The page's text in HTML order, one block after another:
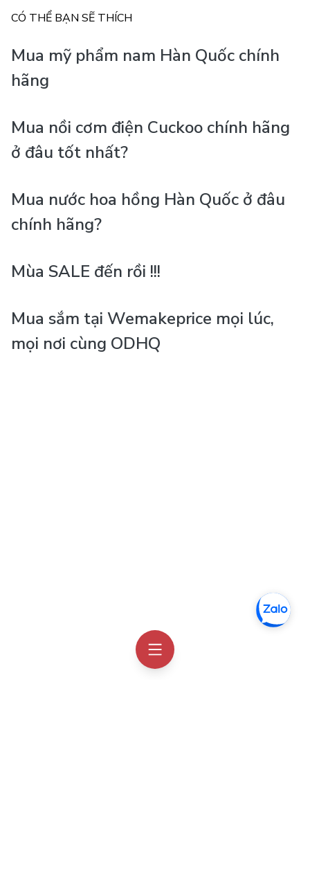
CÓ THỂ BẠN SẼ THÍCH
Mua mỹ phẩm nam Hàn Quốc chính
hãng
Mua nồi cơm điện Cuckoo chính hãng
ở đâu tốt nhất?
Mua nước hoa hồng Hàn Quốc ở đâu
chính hãng?
Mùa SALE đến rồi !!!
Mua sắm tại Wemakeprice mọi lúc,
mọi nơi cùng ODHQ